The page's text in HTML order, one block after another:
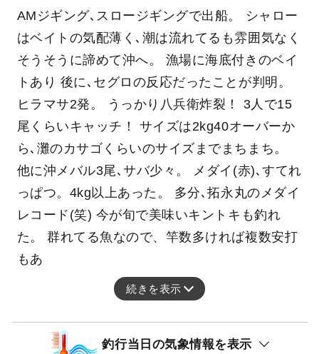
AMジギング､スロージギングで出船。 シャロー
はベイトの気配薄く､潮は流れてるも雰囲気なく
そうそうに諦めて沖へ。 漁場に海底付きのベイ
トあり 後に､セグロの反応だったことが判明。
ヒラマサ2発。 うっかり八兵衛炸裂！ 3人で15
尾くらいキャッチ！ サイズは2kg40オーバーか
ら､灘のカサゴくらいのサイズまでまちまち。
他に沖メバル3尾､サバ少々。 メダイ(赤)､すてれ
っぱつ。4kg以上あった。 多分､拓永丸のメダイ
レコード(笑) 今が旬で美味いキントキも釣れ
た。 群れてる魚なので、竿数多ければ複数安打
もあ
続きを表示
釣行当日の気象情報を表示